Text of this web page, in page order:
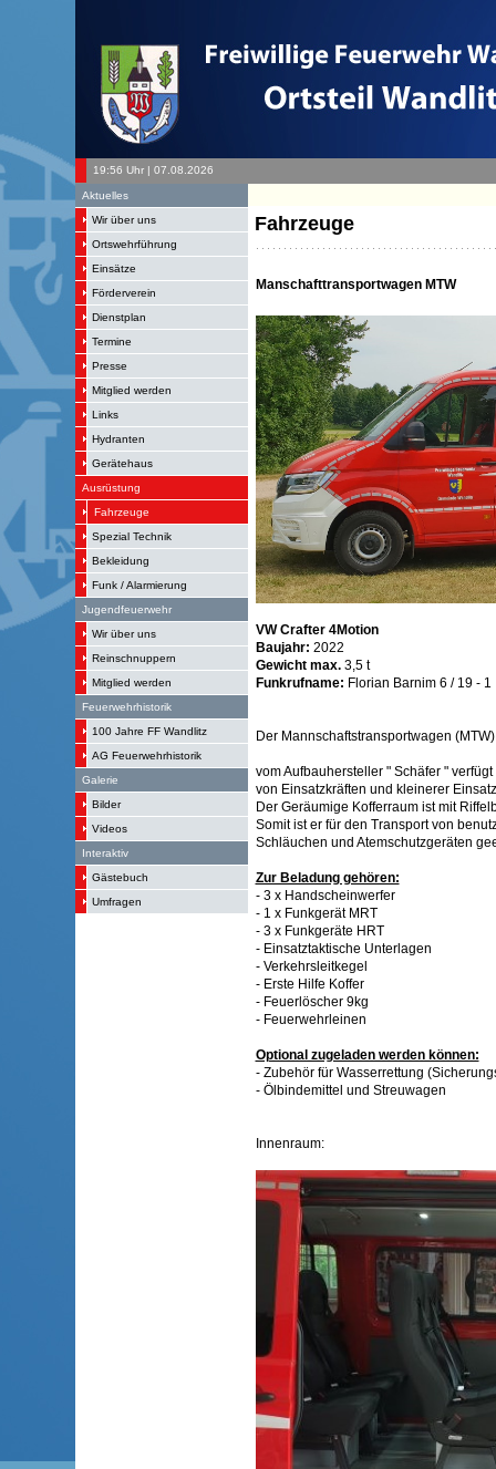
19:56 Uhr | 07.08.2026
Aktuelles
Wir über uns
Ortswehrführung
Einsätze
Förderverein
Dienstplan
Termine
Presse
Mitglied werden
Links
Hydranten
Gerätehaus
Ausrüstung
Fahrzeuge
Spezial Technik
Bekleidung
Funk / Alarmierung
Jugendfeuerwehr
Wir über uns
Reinschnuppern
Mitglied werden
Feuerwehrhistorik
100 Jahre FF Wandlitz
AG Feuerwehrhistorik
Galerie
Bilder
Videos
Interaktiv
Gästebuch
Umfragen
Fahrzeuge
Manschafttransportwagen MTW
VW Crafter 4Motion
Baujahr: 2022
Gewicht max.3,5 t
Funkrufname: Florian Barnim 6 / 19 - 1
Der Mannschaftstransportwagen (MTW)
vom Aufbauhersteller " Schäfer "
von Einsatzkräften und kleinerer
Der Geräumige Kofferraum ist mit
Somit ist er für den Transport von
Schläuchen und Atemschutzgeräten
Zur Beladung gehören:
- 3 x Handscheinwerfer
- 1 x Funkgerät MRT
- 3 x Funkgeräte HRT
- Einsatztaktische Unterlagen
- Verkehrsleitkegel
- Erste Hilfe Koffer
- Feuerlöscher 9kg
- Feuerwehrleinen
Optional zugeladen werden können:
- Zubehör für Wasserrettung
- Ölbindemittel und Streuwagen
Innenraum: